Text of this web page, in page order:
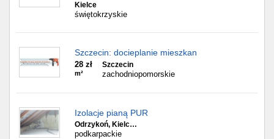
Kielce
świętokrzyskie
Szczecin: docieplanie mieszkan
28 zł
m²
Szczecin
zachodniopomorskie
Izolacje pianą PUR
Odrzykoń, Kielc…
podkarpackie